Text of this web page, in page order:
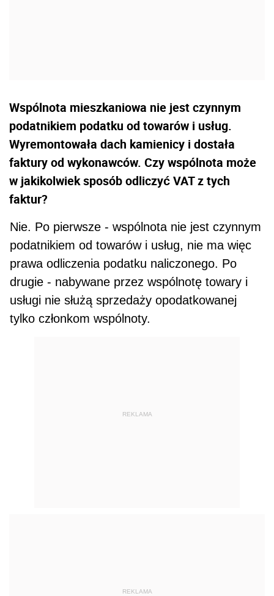
Wspólnota mieszkaniowa nie jest czynnym
podatnikiem podatku od towarów i usług.
Wyremontowała dach kamienicy i dostała
faktury od wykonawców. Czy wspólnota może
w jakikolwiek sposób odliczyć VAT z tych
faktur?
Nie. Po pierwsze - wspólnota nie jest czynnym
podatnikiem od towarów i usług, nie ma więc
prawa od­liczenia podatku naliczonego. Po
drugie - nabywane przez wspólnotę towary i
usługi nie służą sprzedaży opodatkowanej
tylko członkom wspólnoty.
REKLAMA
REKLAMA